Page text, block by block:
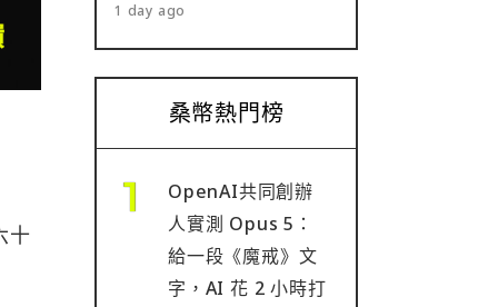
十
1 day ago
桑幣熱門榜
OpenAI共同創辦
人實測 Opus 5：
給一段《魔戒》文
字，AI 花 2 小時打